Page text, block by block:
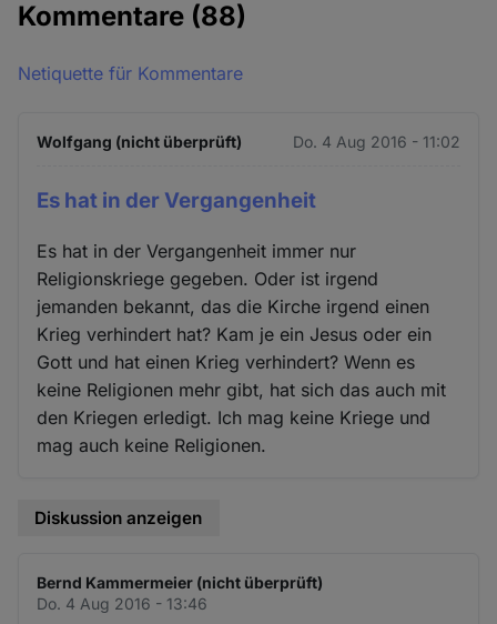
Kommentare (88)
Netiquette für Kommentare
Wolfgang (nicht überprüft) Do. 4 Aug 2016 - 11:02
Es hat in der Vergangenheit
Es hat in der Vergangenheit immer nur
Religionskriege gegeben. Oder ist irgend
jemanden bekannt, das die Kirche irgend einen
Krieg verhindert hat? Kam je ein Jesus oder ein
Gott und hat einen Krieg verhindert? Wenn es
keine Religionen mehr gibt, hat sich das auch mit
den Kriegen erledigt. Ich mag keine Kriege und
mag auch keine Religionen.
Diskussion anzeigen
Bernd Kammermeier (nicht überprüft)
Do. 4 Aug 2016 - 13:46